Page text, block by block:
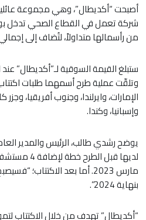
من رأسمالها متداولاً، لتُضاف إلى إجمالي 75 شركة
الإمارات، وايرلندا، وجنوب أفريقيا،
وإسبانيا، وكندا.
يوضح رشدي طالب، الرئيس والمدير
لديها قبل
بنهاية 2024”.
“أكديطال” تهدف من خلال الاكتتاب